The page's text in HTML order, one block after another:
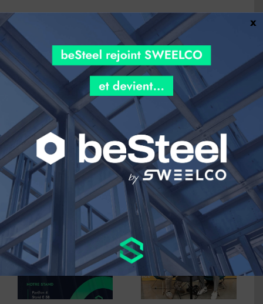
RETOUR À L’ACCUEIL
SUIVEZ-NOUS !
Articles connexes
x